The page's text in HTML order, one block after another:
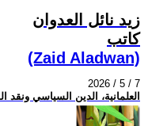
زيد نائل العدوان
كاتب
(Zaid Aladwan)
2026 / 5 / 7
العلمانية، الدين السياسي ونقد